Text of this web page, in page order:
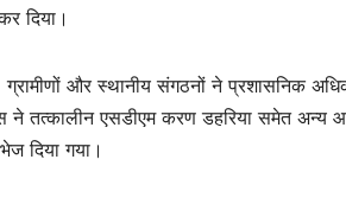
दिया।
और स्थानीय संगठनों ने प्रशासनिक
तत्कालीन एसडीएम करण डहरिया समेत अन्य
दिया गया।